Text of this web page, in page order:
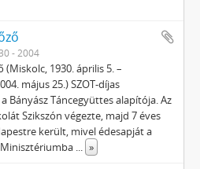
- 2004
(Miskolc, 1930. április 5. –
május 25.) SZOT-díjas
Bányász Táncegyüttes alapítója. Az
Szikszón végezte, majd 7 éves
került, mivel édesapját a
... »